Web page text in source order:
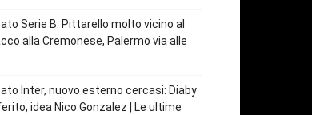
Serie B: Pittarello molto vicino al
alla Cremonese, Palermo via alle
Inter, nuovo esterno cercasi: Diaby
idea Nico Gonzalez | Le ultime